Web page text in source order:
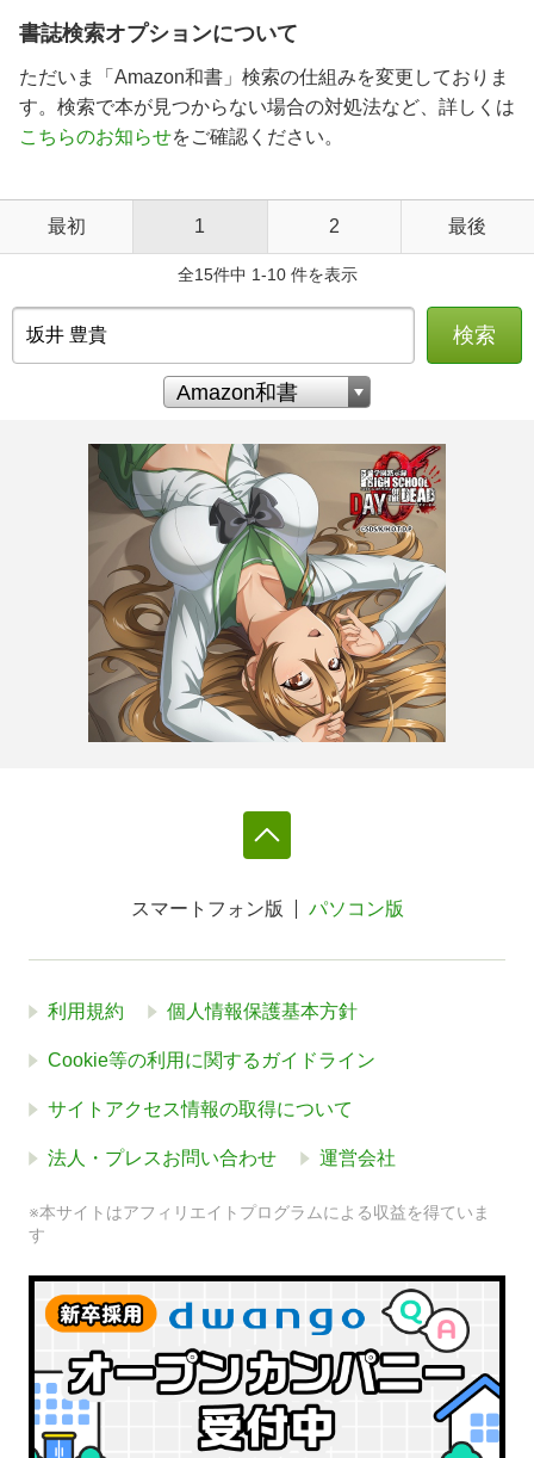
書誌検索オプションについて
ただいま「Amazon和書」検索の仕組みを変更しておりま
す。検索で本が見つからない場合の対処法など、詳しくは
こちらのお知らせをご確認ください。
最初 1 2 最後
全15件中 1-10 件を表示
検索
スマートフォン版 パソコン版
利用規約 個人情報保護基本方針
Cookie等の利用に関するガイドライン
サイトアクセス情報の取得について
法人・プレスお問い合わせ 運営会社
※本サイトはアフィリエイトプログラムによる収益を得ていま
す